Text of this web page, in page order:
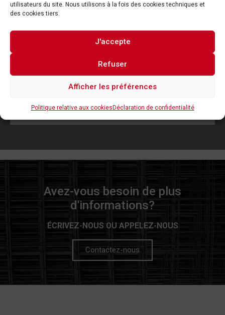
utilisateurs du site. Nous utilisons à la fois des cookies techniques et
des cookies tiers.
J'accepte
Refuser
Afficher les préférences
Politique relative aux cookiesDéclaration de confidentialité
Je consens au traitement des données et je déclare
politique de confidentialité
TÉLÉCHARGER
Avez-vous besoin de plus
d'informations?
ÉCRIVEZ-NOUS OU APPELEZ-NOUS
Contactez-nous